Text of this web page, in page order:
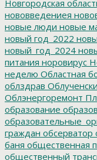
Новгородская
нововведениея
новые люди новые
новый год_2022
новый_год_2024
питания норовирус
неделю Областная
облздрав
Облэнергоремонт
образование
граждан обсерватор
баня общественная
общественный